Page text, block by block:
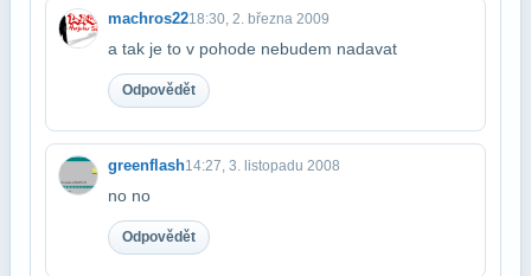
machros2218:30, 2. března 2009
a tak je to v pohode nebudem nadavat
Odpovědět
greenflash14:27, 3. listopadu 2008
no no
Odpovědět